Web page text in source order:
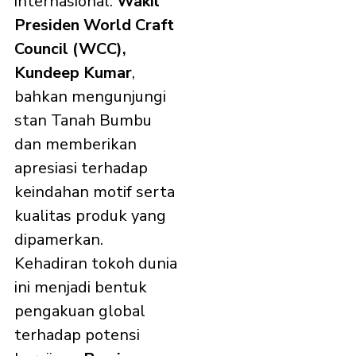
Presiden World Craft
Council (WCC),
Kundeep Kumar,
bahkan mengunjungi
stan Tanah Bumbu
dan memberikan
apresiasi terhadap
keindahan motif serta
kualitas produk yang
dipamerkan.
Kehadiran tokoh dunia
ini menjadi bentuk
pengakuan global
terhadap potensi